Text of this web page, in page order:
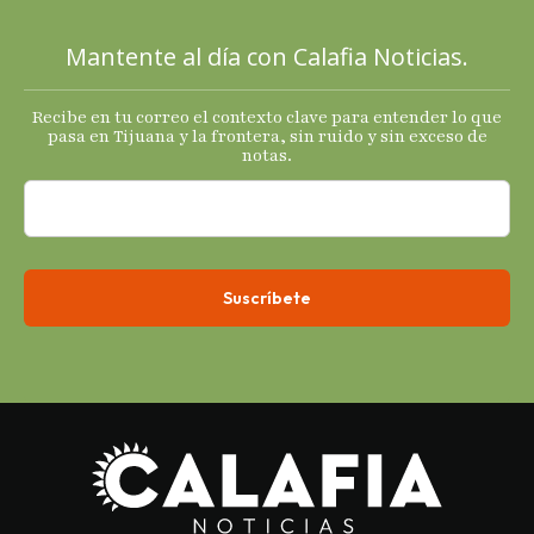
termómetro
s
económicos.
Mantente al día con Calafia Noticias.
Recibe en tu correo el contexto clave para entender lo que
pasa en Tijuana y la frontera, sin ruido y sin exceso de
notas.